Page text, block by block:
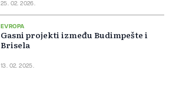
25. 02. 2026.
EVROPA
Gasni projekti između Budimpešte i
Brisela
13. 02. 2025.